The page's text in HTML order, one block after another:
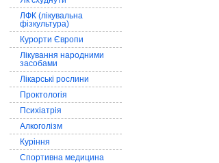
ЛФК (лікувальна
фізкультура)
Курорти Європи
Лікування народними
засобами
Лікарські рослини
Проктологія
Психіатрія
Алкоголізм
Куріння
Спортивна медицина